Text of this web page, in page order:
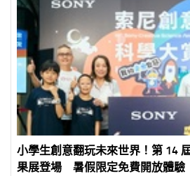
小學生創意翻玩未來世界！第 14
果展登場 暑假限定免費開放體驗